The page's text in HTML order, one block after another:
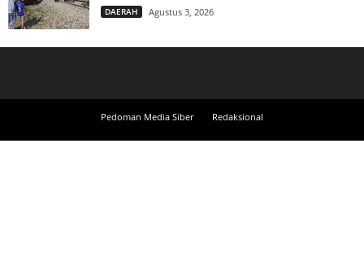
DAERAH Agustus 3, 2026
Pedoman Media Siber Redaksional